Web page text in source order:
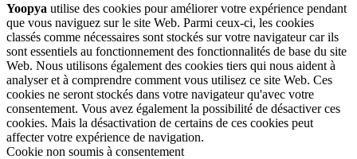
Yoopya utilise des cookies pour améliorer votre expérience pendant
que vous naviguez sur le site Web. Parmi ceux-ci, les cookies
classés comme nécessaires sont stockés sur votre navigateur car ils
sont essentiels au fonctionnement des fonctionnalités de base du site
Web. Nous utilisons également des cookies tiers qui nous aident à
analyser et à comprendre comment vous utilisez ce site Web. Ces
cookies ne seront stockés dans votre navigateur qu'avec votre
consentement. Vous avez également la possibilité de désactiver ces
cookies. Mais la désactivation de certains de ces cookies peut
affecter votre expérience de navigation.
Cookie non soumis à consentement